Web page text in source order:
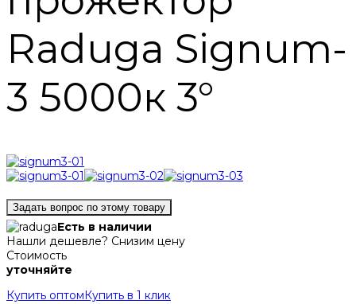
Raduga Signum-
3 5000к 3°
Задать вопрос по этому товару
Есть в наличии
Нашли дешевле? Снизим цену
Стоимость
уточняйте
Купить оптом Купить в 1 клик